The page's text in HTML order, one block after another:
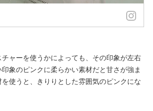
ャーを使うかによっても、その印象が左右
象のピンクに柔らかい素材だと甘さが強ま
を使うと、きりりとした雰囲気のピンクにな